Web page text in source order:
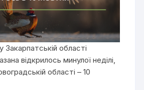
Закарпатській області
відкрилось минулої неділі,
області – 10